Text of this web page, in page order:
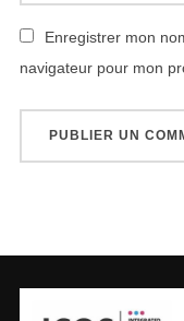
Enregistrer mon
navigateur pour mon